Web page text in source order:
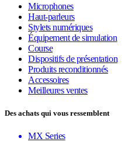
Microphones
Haut-parleurs
Stylets numériques
Équipement de simulation
Course
Dispositifs de présentation
Produits reconditionnés
Accessoires
Meilleures ventes
Des achats qui vous ressemblent
MX Series